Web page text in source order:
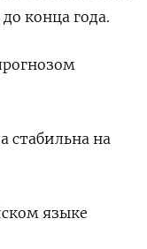
конца года.
стабильна на
языке